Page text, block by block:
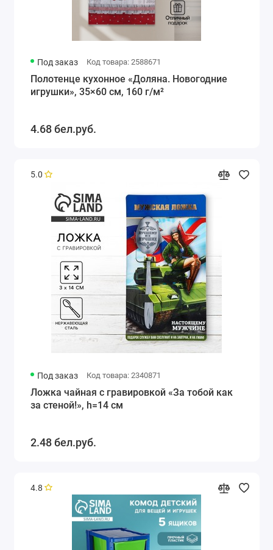
Под заказ Код товара: 2588671
Полотенце кухонное «Доляна. Новогодние
игрушки», 35×60 см, 160 г/м²
4.68 бел.руб.
5.0
Под заказ Код товара: 2340871
Ложка чайная с гравировкой «За тобой как
за стеной!», h=14 см
2.48 бел.руб.
4.8